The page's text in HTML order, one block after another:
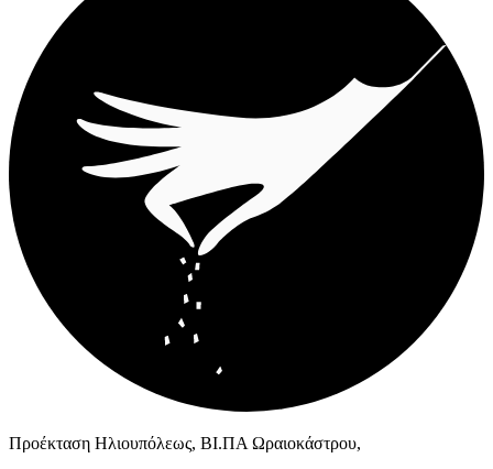
Προέκταση Ηλιουπόλεως, ΒΙ.ΠΑ Ωραιοκάστρου,